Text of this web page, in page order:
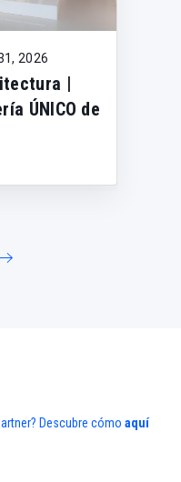
2026
|
ÚNICO de
Descubre cómo aquí